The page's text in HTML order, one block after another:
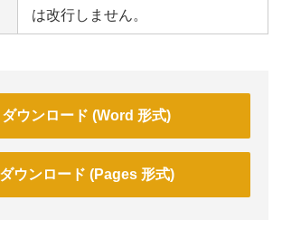
は改行しません。
ダウンロード (Word 形式)
ダウンロード (Pages 形式)